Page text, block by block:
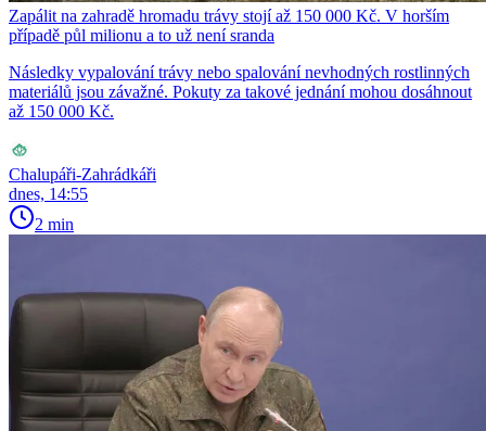
Zapálit na zahradě hromadu trávy stojí až 150 000 Kč. V horším
případě půl milionu a to už není sranda
Následky vypalování trávy nebo spalování nevhodných rostlinných
materiálů jsou závažné. Pokuty za takové jednání mohou dosáhnout
až 150 000 Kč.
Chalupáři-Zahrádkáři
dnes, 14:55
2 min